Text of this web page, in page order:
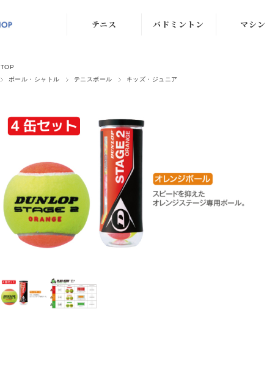
テニス
シューズ
テニスボール
ウェア
アクセサリ
バッグ
バドミントン
シューズ
アクセサリ
マシン
TOP
ボール・シャトル
テニスボール キッズ・ジュニア